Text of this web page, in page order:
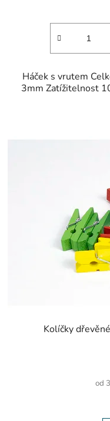
Háček s vrutem
3mm Zatížitelnost
Kolíčky
od